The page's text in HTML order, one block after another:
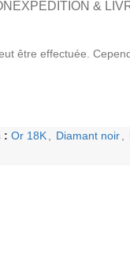
EXPÉDITION &
être effectuée.
: Or 18K Diamant noir